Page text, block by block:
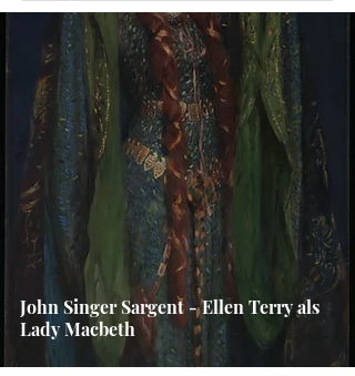
John Singer Sargent - Ellen Terry als
Lady Macbeth